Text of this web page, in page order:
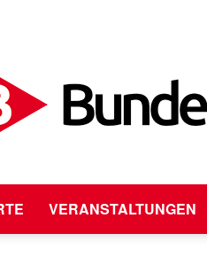
VERANSTALTUNGEN